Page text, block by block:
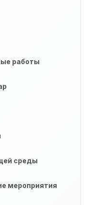
работы
среды
мероприятия